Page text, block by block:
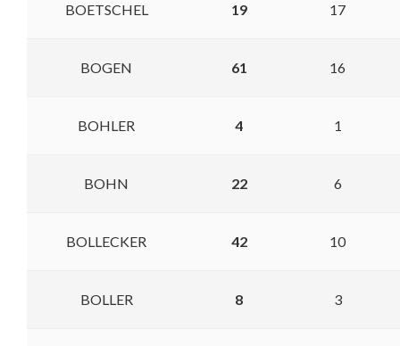
BOETSCHEL 19 17
BOGEN 61 16
BOHLER 4 1
BOHN 22 6
BOLLECKER 42 10
BOLLER 8 3